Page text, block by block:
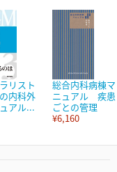
リスト
内科外
アル...
総合内科病棟マ
ニュアル 疾患
ごとの管理
¥6,160